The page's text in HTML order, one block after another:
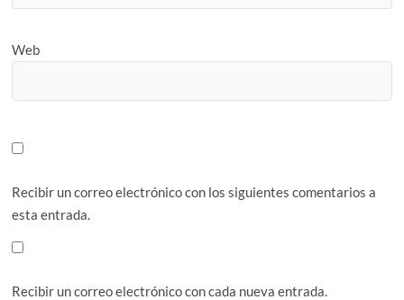
Web
Recibir un correo electrónico con los siguientes comentarios a
esta entrada.
Recibir un correo electrónico con cada nueva entrada.